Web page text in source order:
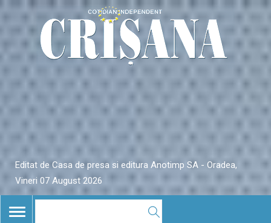
Editat de Casa de presa si editura Anotimp SA - Oradea,
Vineri 07 August 2026
TOGGLE